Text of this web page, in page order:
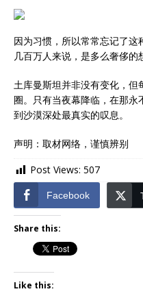
因为习惯，所以常常忘记了
几百万人来说，是多么奢侈的
土库曼斯坦并非没有变化，
圈。只有当夜幕降临，在那永
到沙漠深处最真实的叹息。
声明：取材网络，谨慎辨别
Post Views: 507
Facebook
Share this:
Like this: